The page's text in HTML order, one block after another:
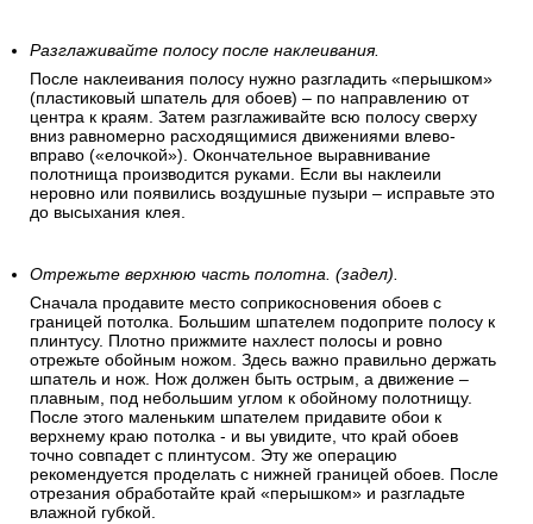
Разглаживайте полосу после наклеивания.
После наклеивания полосу нужно разгладить «перышком»
(пластиковый шпатель для обоев) – по направлению от
центра к краям. Затем разглаживайте всю полосу сверху
вниз равномерно расходящимися движениями влево-
вправо («елочкой»). Окончательное выравнивание
полотнища производится руками. Если вы наклеили
неровно или появились воздушные пузыри – исправьте это
до высыхания клея.
Отрежьте верхнюю часть полотна. (задел).
Сначала продавите место соприкосновения обоев с
границей потолка. Большим шпателем подоприте полосу к
плинтусу. Плотно прижмите нахлест полосы и ровно
отрежьте обойным ножом. Здесь важно правильно держать
шпатель и нож. Нож должен быть острым, а движение –
плавным, под небольшим углом к обойному полотнищу.
После этого маленьким шпателем придавите обои к
верхнему краю потолка - и вы увидите, что край обоев
точно совпадет с плинтусом. Эту же операцию
рекомендуется проделать с нижней границей обоев. После
отрезания обработайте край «перышком» и разгладьте
влажной губкой.